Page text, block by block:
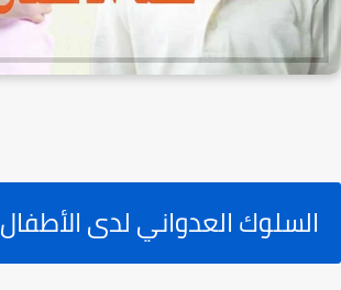
السلوك العدواني لدى الأطفال